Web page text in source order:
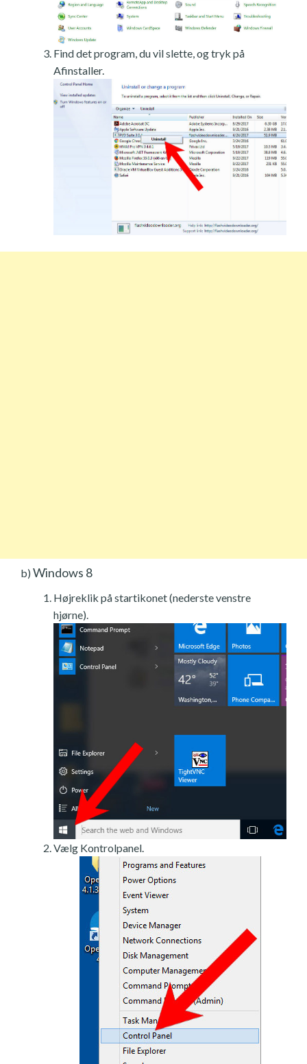
Find det program, du vil slette, og tryk på
Afinstaller.
b) Windows 8
Højreklik på startikonet (nederste venstre
hjørne).
Vælg Kontrolpanel.